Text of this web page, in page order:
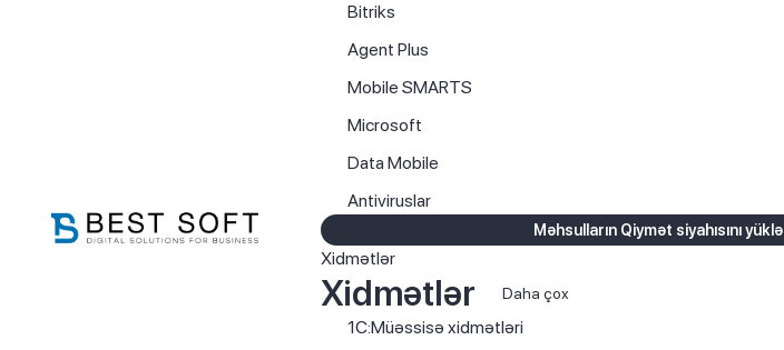
Bitriks
Agent Plus
Mobile SMARTS
Microsoft
Data Mobile
Antiviruslar
Məhsulların Qiymət siyahısını yüklə
Xidmətlər
Xidmətlər Daha çox
1C:Müəssisə xidmətləri